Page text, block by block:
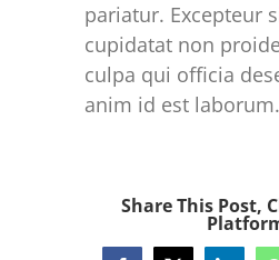
pariatur. Excepteur
cupidatat non
culpa qui officia
anim id est laborum.
Share This Post,